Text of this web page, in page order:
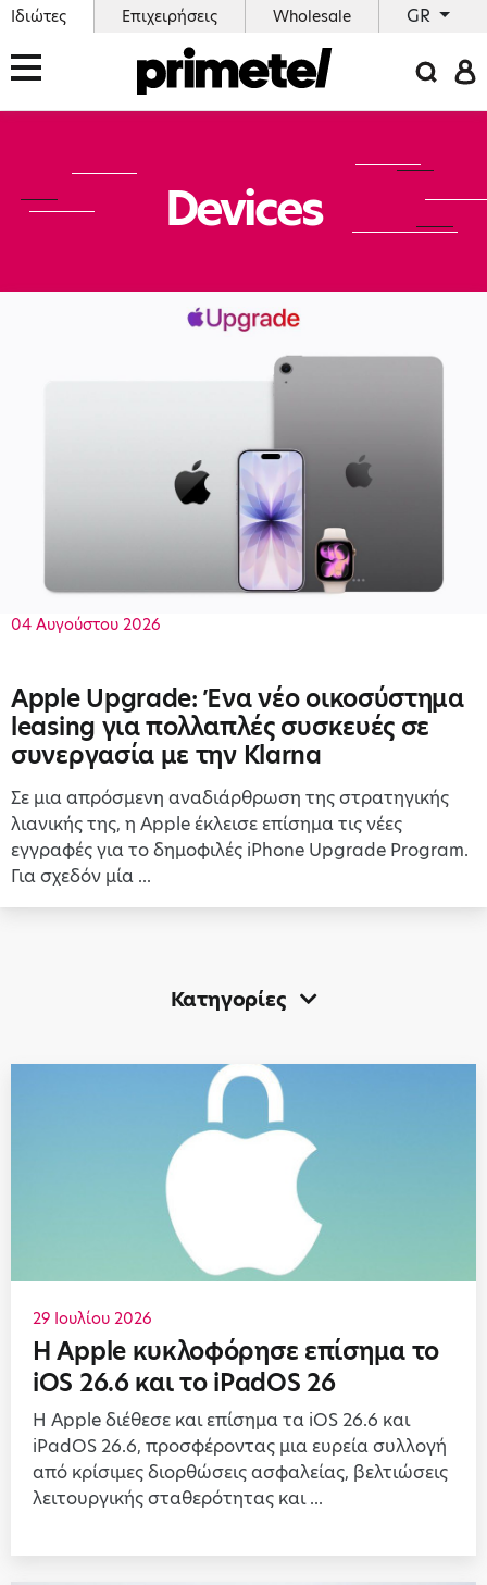
Ιδιώτες Επιχειρήσεις Wholesale GR
Devices
04 Αυγούστου 2026
Apple Upgrade: Ένα νέο οικοσύστημα
leasing για πολλαπλές συσκευές σε
συνεργασία με την Klarna
Σε μια απρόσμενη αναδιάρθρωση της στρατηγικής
λιανικής της, η Apple έκλεισε επίσημα τις νέες
εγγραφές για το δημοφιλές iPhone Upgrade Program.
Για σχεδόν μία ...
Κατηγορίες
29 Ιουλίου 2026
Η Apple κυκλοφόρησε επίσημα το
iOS 26.6 και το iPadOS 26
Η Apple διέθεσε και επίσημα τα iOS 26.6 και
iPadOS 26.6, προσφέροντας μια ευρεία συλλογή
από κρίσιμες διορθώσεις ασφαλείας, βελτιώσεις
λειτουργικής σταθερότητας και ...